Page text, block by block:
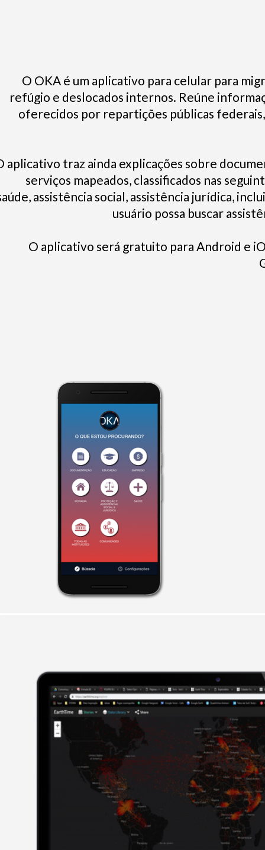
O OKA é um aplicativo para celular para
refúgio e deslocados internos. Reúne
oferecidos por repartições públicas
aplicativo traz ainda explicações sobre
serviços mapeados, classificados nas
assistência social, assistência jurídica,
usuário possa buscar
O aplicativo será gratuito para Android e